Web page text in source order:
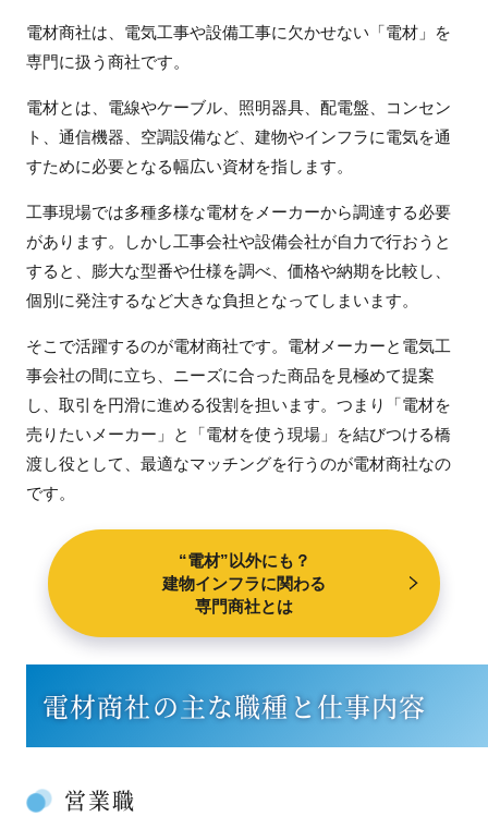
電材商社は、電気工事や設備工事に欠かせない「電材」を
専門に扱う商社です。
電材とは、電線やケーブル、照明器具、配電盤、コンセン
ト、通信機器、空調設備など、建物やインフラに電気を通
すために必要となる幅広い資材を指します。
工事現場では多種多様な電材をメーカーから調達する必要
があります。しかし工事会社や設備会社が自力で行おうと
すると、膨大な型番や仕様を調べ、価格や納期を比較し、
個別に発注するなど大きな負担となってしまいます。
そこで活躍するのが電材商社です。電材メーカーと電気工
事会社の間に立ち、ニーズに合った商品を見極めて提案
し、取引を円滑に進める役割を担います。つまり「電材を
売りたいメーカー」と「電材を使う現場」を結びつける橋
渡し役として、最適なマッチングを行うのが電材商社なの
です。
“電材”以外にも？
建物インフラに関わる
専門商社とは
電材商社の主な職種と仕事内容
営業職